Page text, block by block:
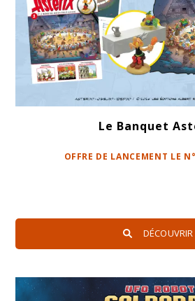
Le Banquet
OFFRE DE LANCEMENT LE
DÉCOUVRIR